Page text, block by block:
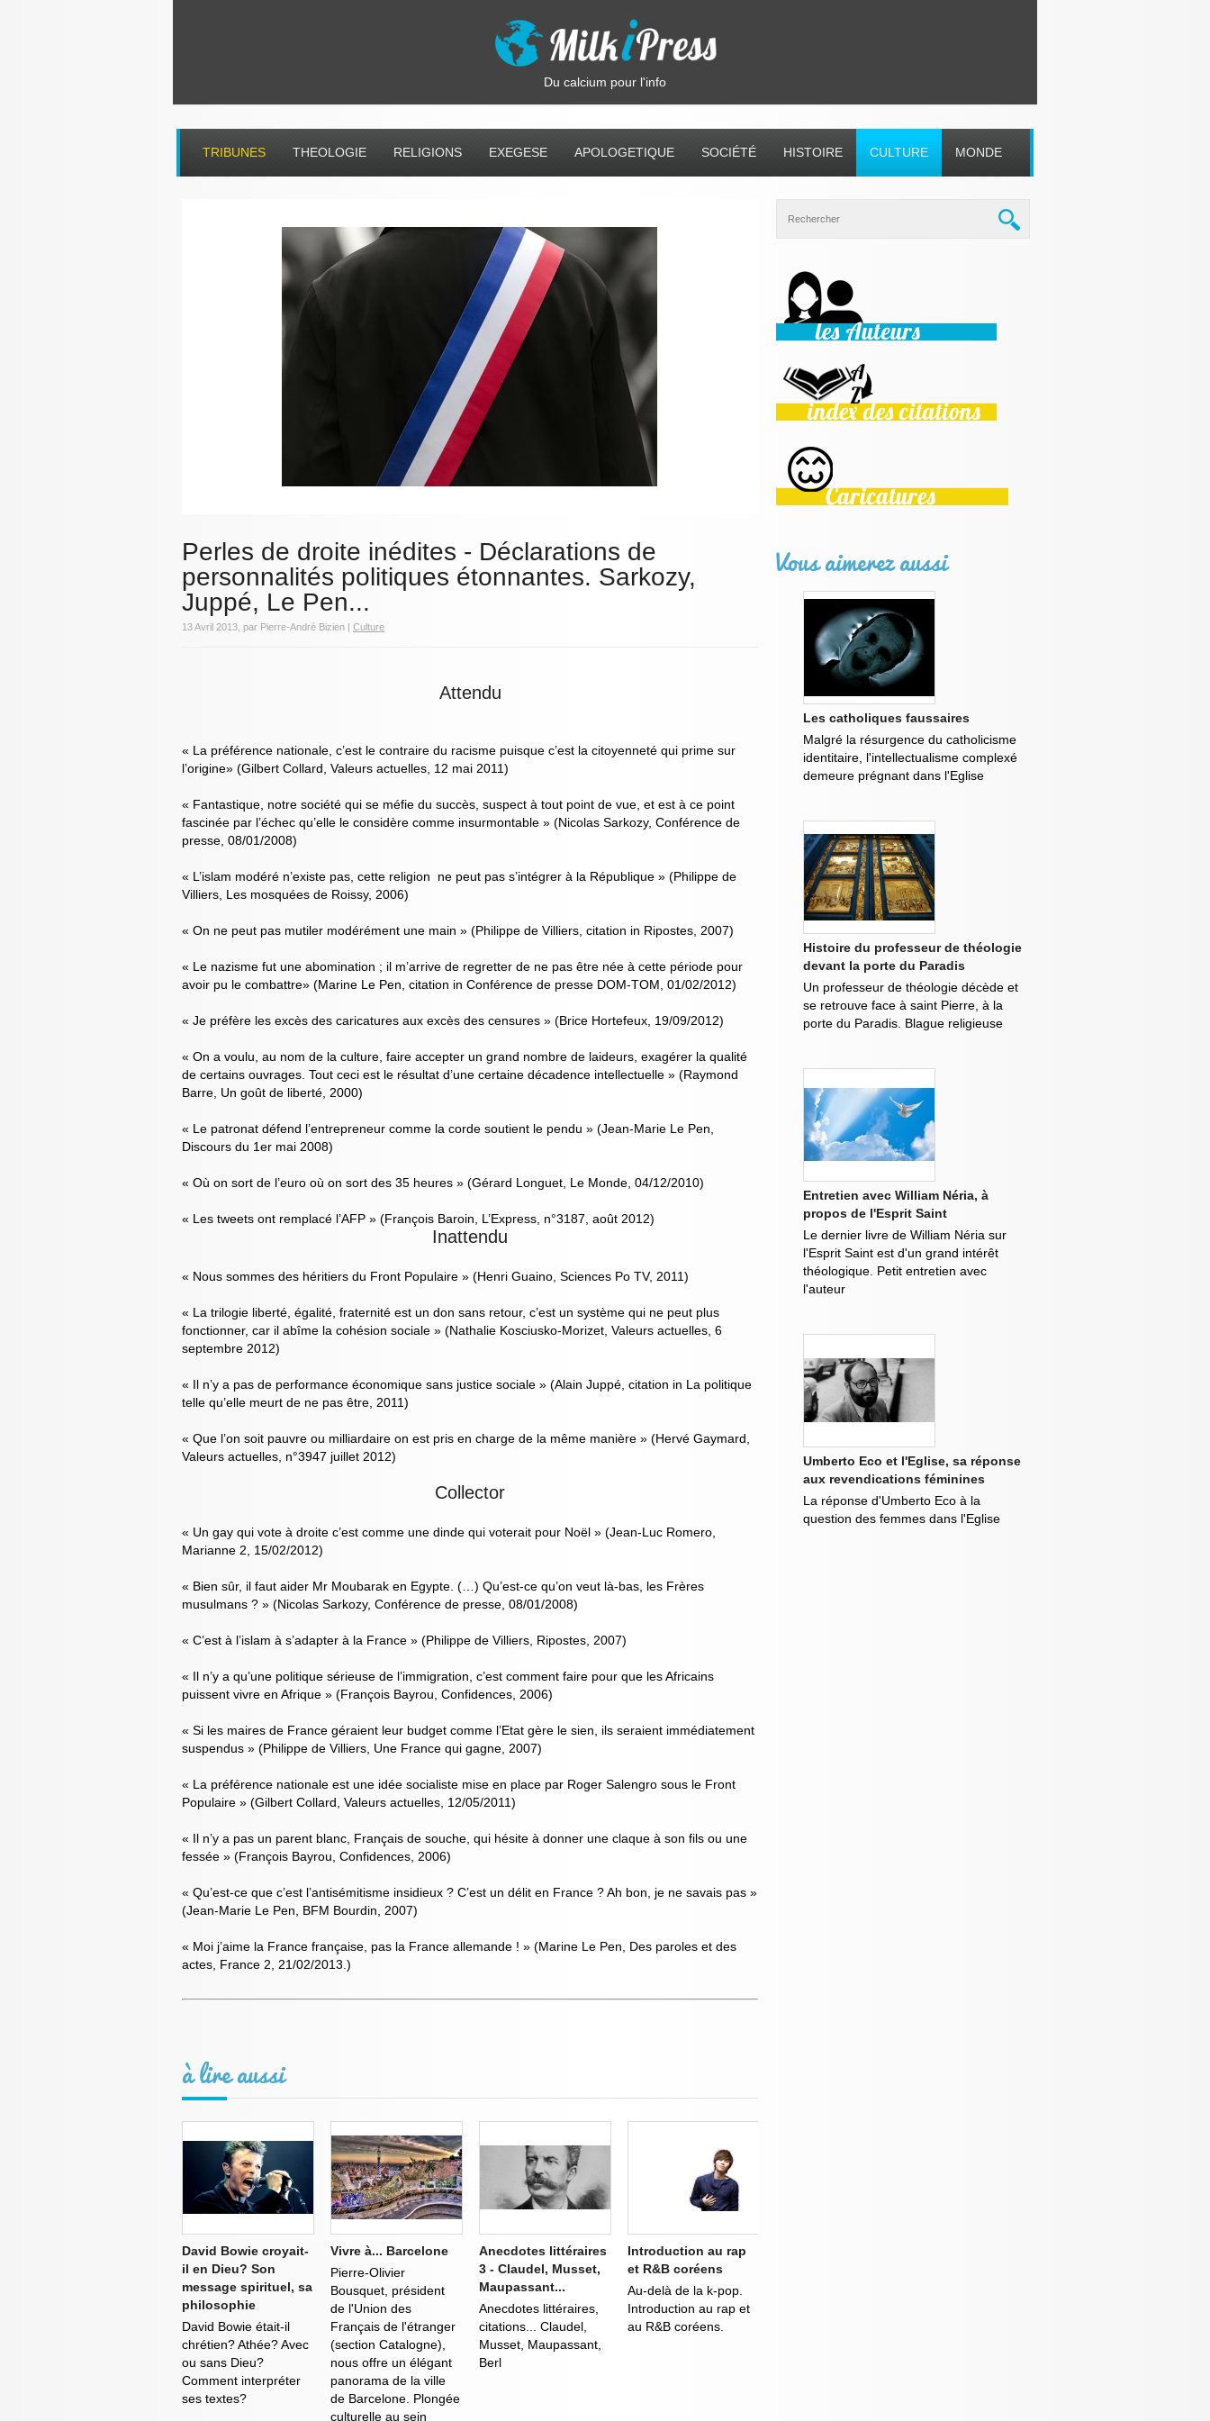
Du calcium pour l'info
TRIBUNES THEOLOGIE RELIGIONS EXEGESE APOLOGETIQUE SOCIÉTÉ HISTOIRE CULTURE MONDE
Perles de droite inédites - Déclarations de
personnalités politiques étonnantes. Sarkozy,
Juppé, Le Pen...
13 Avril 2013, par Pierre-André Bizien | Culture
Attendu
« La préférence nationale, c’est le contraire du racisme puisque c’est la citoyenneté qui prime sur
l’origine» (Gilbert Collard, Valeurs actuelles, 12 mai 2011)
« Fantastique, notre société qui se méfie du succès, suspect à tout point de vue, et est à ce point
fascinée par l’échec qu’elle le considère comme insurmontable » (Nicolas Sarkozy, Conférence de
presse, 08/01/2008)
« L’islam modéré n’existe pas, cette religion ne peut pas s’intégrer à la République » (Philippe de
Villiers, Les mosquées de Roissy, 2006)
« On ne peut pas mutiler modérément une main » (Philippe de Villiers, citation in Ripostes, 2007)
« Le nazisme fut une abomination ; il m’arrive de regretter de ne pas être née à cette période pour
avoir pu le combattre» (Marine Le Pen, citation in Conférence de presse DOM-TOM, 01/02/2012)
« Je préfère les excès des caricatures aux excès des censures » (Brice Hortefeux, 19/09/2012)
« On a voulu, au nom de la culture, faire accepter un grand nombre de laideurs, exagérer la qualité
de certains ouvrages. Tout ceci est le résultat d’une certaine décadence intellectuelle » (Raymond
Barre, Un goût de liberté, 2000)
« Le patronat défend l’entrepreneur comme la corde soutient le pendu » (Jean-Marie Le Pen,
Discours du 1er mai 2008)
« Où on sort de l’euro où on sort des 35 heures » (Gérard Longuet, Le Monde, 04/12/2010)
« Les tweets ont remplacé l’AFP » (François Baroin, L’Express, n°3187, août 2012)
Inattendu
« Nous sommes des héritiers du Front Populaire » (Henri Guaino, Sciences Po TV, 2011)
« La trilogie liberté, égalité, fraternité est un don sans retour, c’est un système qui ne peut plus
fonctionner, car il abîme la cohésion sociale » (Nathalie Kosciusko-Morizet, Valeurs actuelles, 6
septembre 2012)
« Il n’y a pas de performance économique sans justice sociale » (Alain Juppé, citation in La politique
telle qu’elle meurt de ne pas être, 2011)
« Que l’on soit pauvre ou milliardaire on est pris en charge de la même manière » (Hervé Gaymard,
Valeurs actuelles, n°3947 juillet 2012)
Collector
« Un gay qui vote à droite c’est comme une dinde qui voterait pour Noël » (Jean-Luc Romero,
Marianne 2, 15/02/2012)
« Bien sûr, il faut aider Mr Moubarak en Egypte. (…) Qu’est-ce qu’on veut là-bas, les Frères
musulmans ? » (Nicolas Sarkozy, Conférence de presse, 08/01/2008)
« C’est à l’islam à s’adapter à la France » (Philippe de Villiers, Ripostes, 2007)
« Il n’y a qu’une politique sérieuse de l’immigration, c’est comment faire pour que les Africains
puissent vivre en Afrique » (François Bayrou, Confidences, 2006)
« Si les maires de France géraient leur budget comme l’Etat gère le sien, ils seraient immédiatement
suspendus » (Philippe de Villiers, Une France qui gagne, 2007)
« La préférence nationale est une idée socialiste mise en place par Roger Salengro sous le Front
Populaire » (Gilbert Collard, Valeurs actuelles, 12/05/2011)
« Il n’y a pas un parent blanc, Français de souche, qui hésite à donner une claque à son fils ou une
fessée » (François Bayrou, Confidences, 2006)
« Qu’est-ce que c’est l’antisémitisme insidieux ? C’est un délit en France ? Ah bon, je ne savais pas »
(Jean-Marie Le Pen, BFM Bourdin, 2007)
« Moi j’aime la France française, pas la France allemande ! » (Marine Le Pen, Des paroles et des
actes, France 2, 21/02/2013.)
à lire aussi
David Bowie croyait-
il en Dieu? Son
message spirituel, sa
philosophie
David Bowie était-il
chrétien? Athée? Avec
ou sans Dieu?
Comment interpréter
ses textes?
Vivre à... Barcelone
Pierre-Olivier
Bousquet, président
de l'Union des
Français de l'étranger
(section Catalogne),
nous offre un élégant
panorama de la ville
de Barcelone. Plongée
culturelle au sein
Anecdotes littéraires
3 - Claudel, Musset,
Maupassant...
Anecdotes littéraires,
citations... Claudel,
Musset, Maupassant,
Berl
Introduction au rap
et R&B coréens
Au-delà de la k-pop.
Introduction au rap et
au R&B coréens.
Vous aimerez aussi
Les catholiques faussaires
Malgré la résurgence du catholicisme
identitaire, l'intellectualisme complexé
demeure prégnant dans l'Eglise
Histoire du professeur de théologie
devant la porte du Paradis
Un professeur de théologie décède et
se retrouve face à saint Pierre, à la
porte du Paradis. Blague religieuse
Entretien avec William Néria, à
propos de l'Esprit Saint
Le dernier livre de William Néria sur
l'Esprit Saint est d'un grand intérêt
théologique. Petit entretien avec
l'auteur
Umberto Eco et l'Eglise, sa réponse
aux revendications féminines
La réponse d'Umberto Eco à la
question des femmes dans l'Eglise